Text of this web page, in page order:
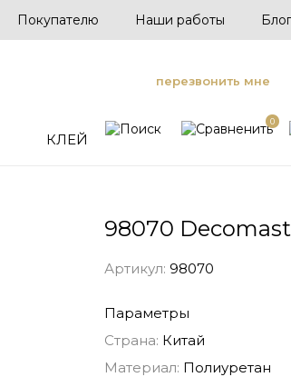
Покупателю Наши работы Блог
перезвонить мне
КЛЕЙ
0
98070
Артикул: 98070
Параметры
Страна: Китай
Материал: Полиуретан